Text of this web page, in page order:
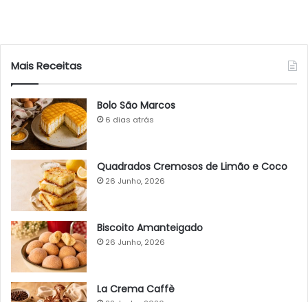
Mais Receitas
Bolo São Marcos
6 dias atrás
Quadrados Cremosos de Limão e Coco
26 Junho, 2026
Biscoito Amanteigado
26 Junho, 2026
La Crema Caffè